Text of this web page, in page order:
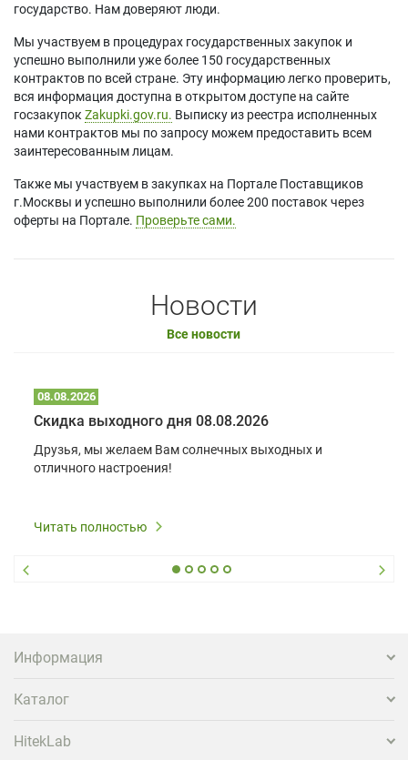
государство. Нам доверяют люди.
Мы участвуем в процедурах государственных закупок и
успешно выполнили уже более 150 государственных
контрактов по всей стране. Эту информацию легко проверить,
вся информация доступна в открытом доступе на сайте
госзакупок Zakupki.gov.ru. Выписку из реестра исполненных
нами контрактов мы по запросу можем предоставить всем
заинтересованным лицам.
Также мы участвуем в закупках на Портале Поставщиков
г.Москвы и успешно выполнили более 200 поставок через
оферты на Портале. Проверьте сами.
Новости
Все новости
08.08.2026
Скидка выходного дня 08.08.2026
Друзья, мы желаем Вам солнечных выходных и
отличного настроения!
Читать полностью
Информация
Каталог
HitekLab